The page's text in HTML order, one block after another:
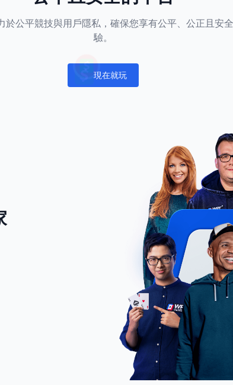
於公平競技與用戶隱私，確保您享有公平、公正且安
驗。
Notifications
現在就玩